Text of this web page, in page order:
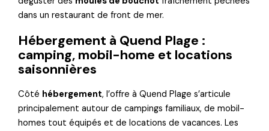
dans un restaurant de front de mer.
Hébergement à Quend Plage :
camping, mobil-home et locations
saisonnières
Côté hébergement, l’offre à Quend Plage s’articule
principalement autour de campings familiaux, de mobil-
homes tout équipés et de locations de vacances. Les